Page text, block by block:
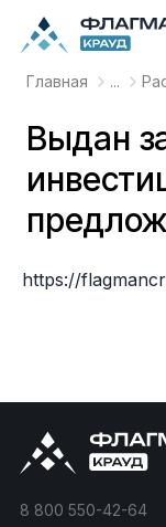
Главная ...
Выдан
https://
8 800 550-42-64